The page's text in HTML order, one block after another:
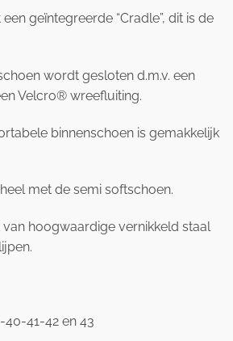
geïntegreerde “Cradle”, dit is de
wordt gesloten d.m.v. een
Velcro® wreefluiting.
binnenschoen is gemakkelijk
met de semi softschoen.
van hoogwaardige vernikkeld staal
41-42 en 43